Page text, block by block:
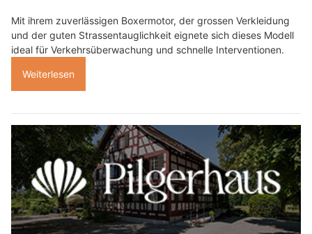
Mit ihrem zuverlässigen Boxermotor, der grossen Verkleidung
und der guten Strassentauglichkeit eignete sich dieses Modell
ideal für Verkehrsüberwachung und schnelle Interventionen.
Weiterlesen